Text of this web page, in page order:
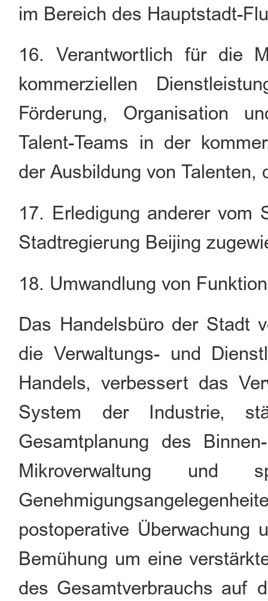
im Bereich des Hauptstadt-
16. Verantwortlich für die
kommerziellen
Förderung, Organisation
Talent-Teams in der
der Ausbildung von Talenten,
17. Erledigung anderer vom
Stadtregierung Beijing
18. Umwandlung von
Das Handelsbüro der Stadt
die Verwaltungs- und
Handels, verbessert das
System der Industrie,
Gesamtplanung des
Mikroverwaltung und
postoperative Überwachung
Bemühung um eine
des Gesamtverbrauchs auf